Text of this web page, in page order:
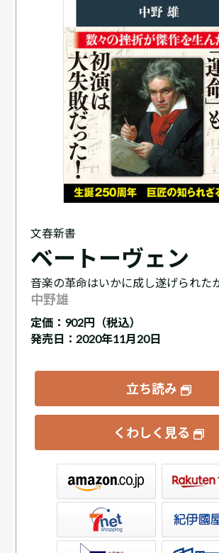
文春新書
ベートーヴェン
音楽の革命はいかに成し遂げられた
中野雄
定価： 902円（税込）
発売日：2020年11月20日
立ち読み
くわしく見る
書店ウェブストア